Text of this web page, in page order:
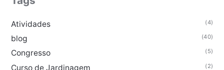
Atividades (4)
blog (40)
Congresso (5)
Curso de Jardinagem (2)